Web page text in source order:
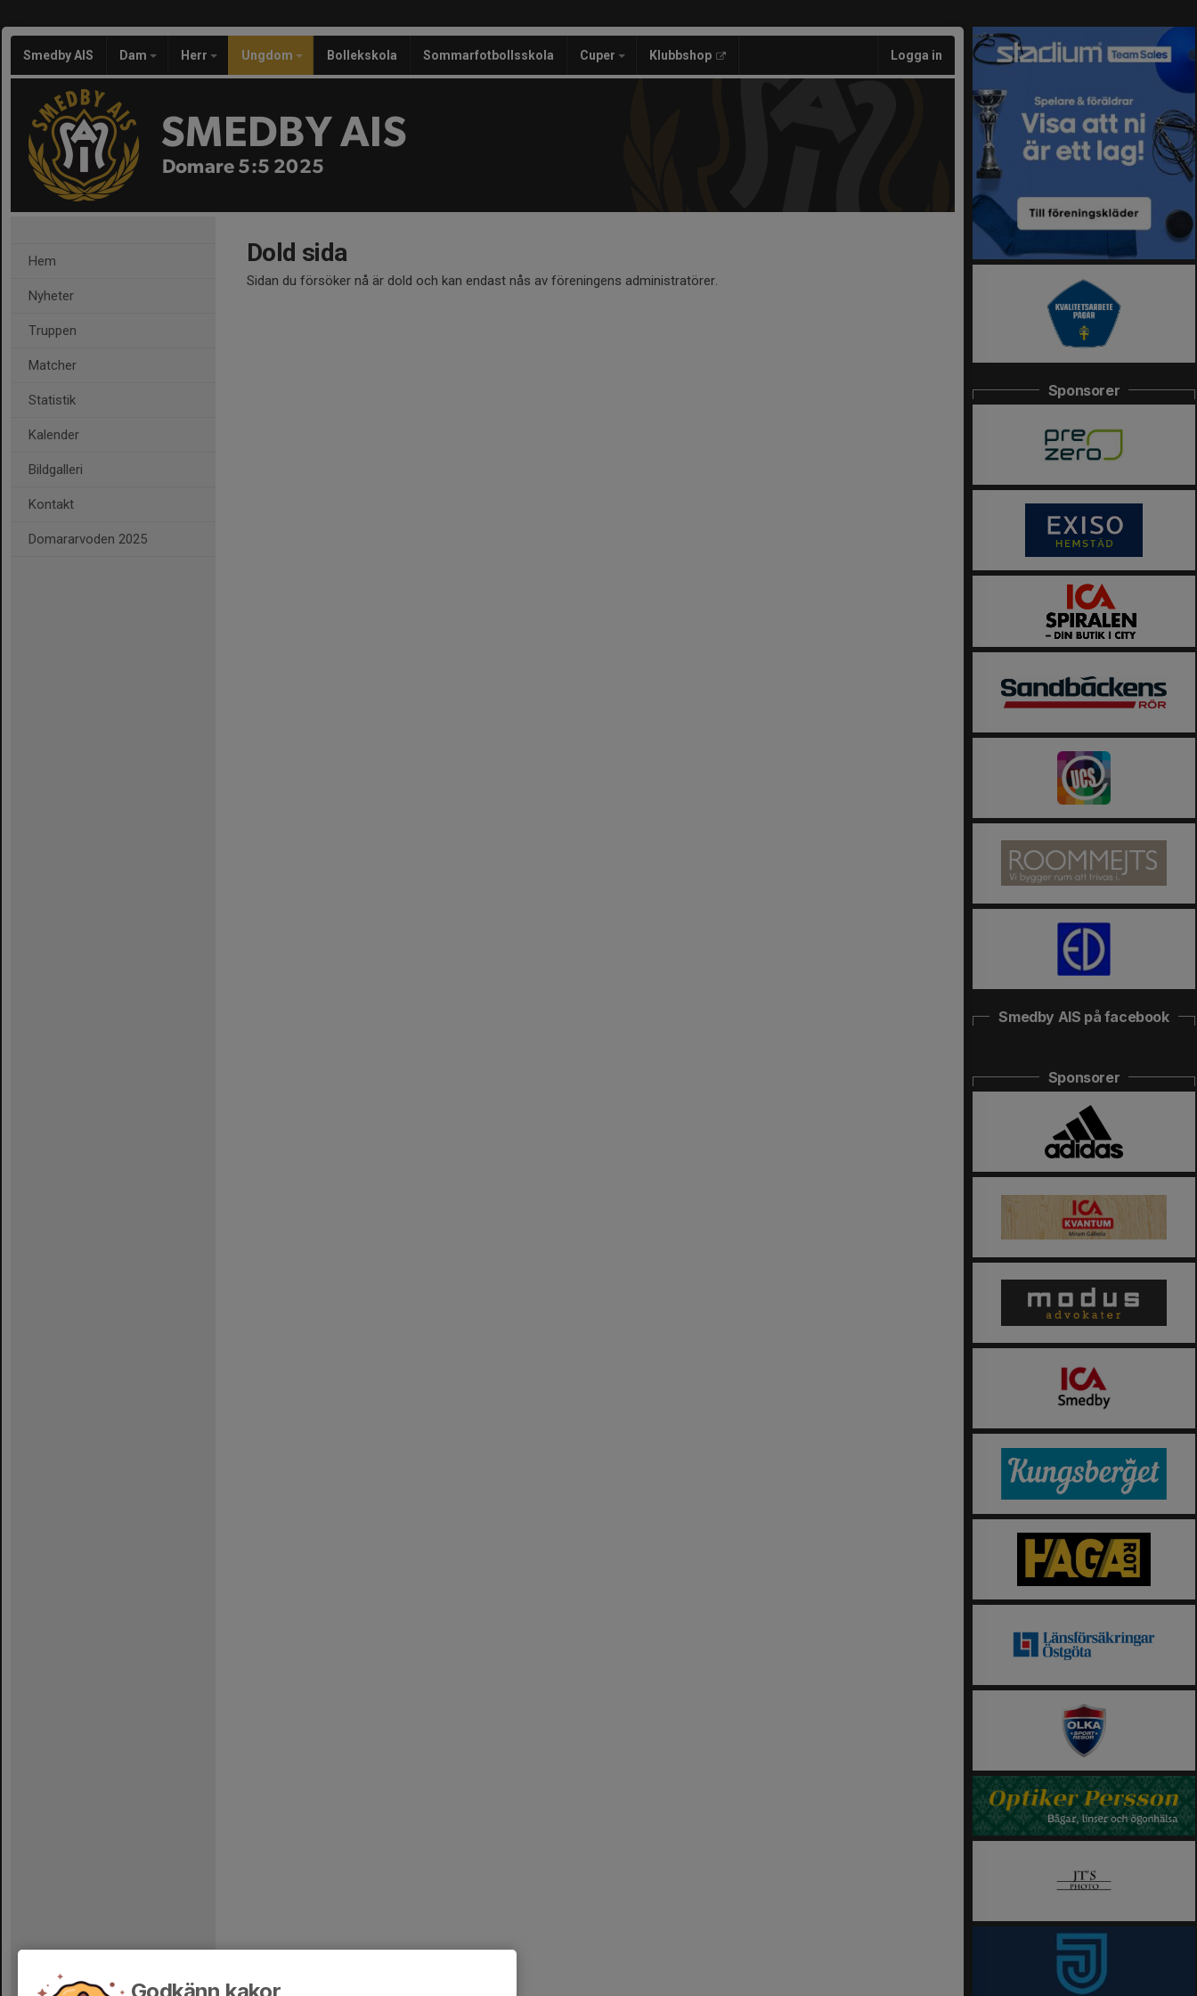
Smedby AIS Dam Herr Ungdom Bollekskola Sommarfotbollsskola Cuper Klubbshop Logga in
SMEDBY AIS
Domare 5:5 2025
Hem
Nyheter
Truppen
Matcher
Statistik
Kalender
Bildgalleri
Kontakt
Domararvoden 2025
Dold sida
Sidan du försöker nå är dold och kan endast nås av föreningens administratörer.
Sponsorer
Smedby AIS på facebook
Sponsorer